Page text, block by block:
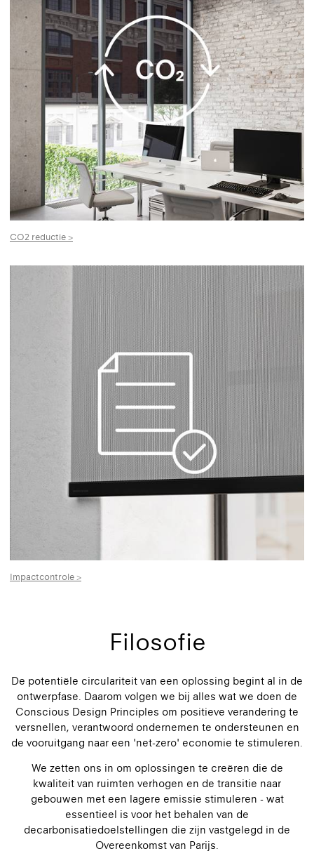
CO2 reductie >
Impactcontrole >
Filosofie
De potentiële circulariteit van een oplossing begint al in de
ontwerpfase. Daarom volgen we bij alles wat we doen de
Conscious Design Principles om positieve verandering te
versnellen, verantwoord ondernemen te ondersteunen en
de vooruitgang naar een 'net-zero' economie te stimuleren.
We zetten ons in om oplossingen te creëren die de
kwaliteit van ruimten verhogen en de transitie naar
gebouwen met een lagere emissie stimuleren - wat
essentieel is voor het behalen van de
decarbonisatiedoelstellingen die zijn vastgelegd in de
Overeenkomst van Parijs.